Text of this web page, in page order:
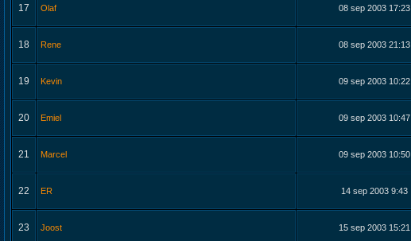
17 Olaf 08 sep 2003 17:23
18 Rene 08 sep 2003 21:13
19 Kevin 09 sep 2003 10:22
20 Emiel 09 sep 2003 10:47
21 Marcel 09 sep 2003 10:50
22 ER 14 sep 2003 9:43
23 Joost 15 sep 2003 15:21